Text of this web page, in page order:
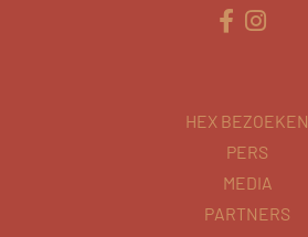
HEX BEZOEKEN
PERS
MEDIA
PARTNERS